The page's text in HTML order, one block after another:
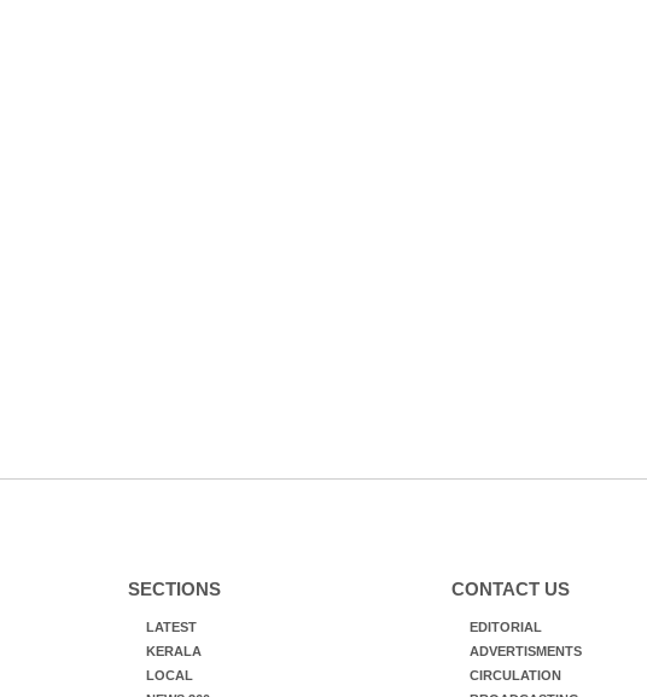
SECTIONS
LATEST
KERALA
LOCAL
CONTACT US
EDITORIAL
ADVERTISMENTS
CIRCULATION